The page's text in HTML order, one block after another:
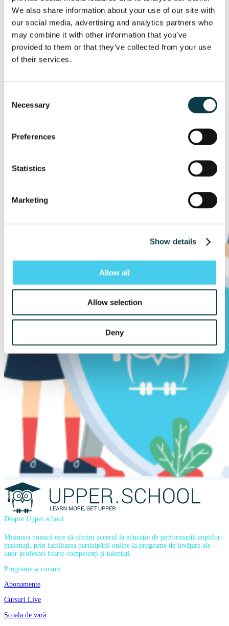
We also share information about your use of our site with
our social media, advertising and analytics partners who
may combine it with other information that you’ve
provided to them or that they’ve collected from your use
of their services.
Selection
Necessary
Preferences
Statistics
Marketing
Show details
Allow all
Allow selection
Deny
Aducem impreună, online, profesori de excepție și copii care pot și vor mai mult.
Rezultatul îl intuiți: performanță, încredere, căi deschise spre un viitor
strălucit!
DESCOPERĂ CURSURILE UPPER.SCHOOL
Despre Upper.school
Misiunea noastră este să oferim accesul la educație de performanță copiilor
pasionați, prin facilitarea participării online la programe de învățare ale
unor profesori foarte competenți și talentați.
Programe și cursuri
Abonamente
Cursuri Live
Școala de vară